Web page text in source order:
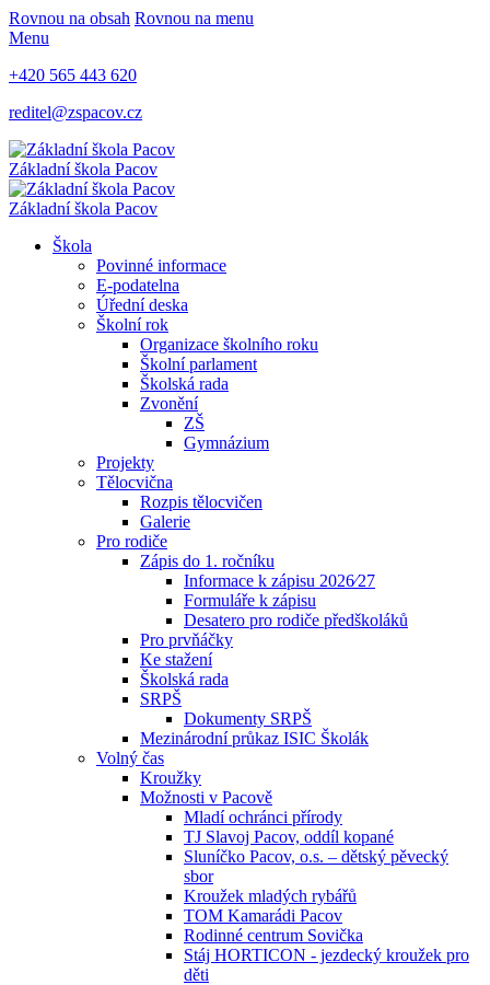
Rovnou na obsah Rovnou na menu
Menu
+420 565 443 620
reditel@zspacov.cz
Základní škola Pacov
Základní škola Pacov
Škola
Povinné informace
E-podatelna
Úřední deska
Školní rok
Organizace školního roku
Školní parlament
Školská rada
Zvonění
ZŠ
Gymnázium
Projekty
Tělocvična
Rozpis tělocvičen
Galerie
Pro rodiče
Zápis do 1. ročníku
Informace k zápisu 2026⁄27
Formuláře k zápisu
Desatero pro rodiče předškoláků
Pro prvňáčky
Ke stažení
Školská rada
SRPŠ
Dokumenty SRPŠ
Mezinárodní průkaz ISIC Školák
Volný čas
Kroužky
Možnosti v Pacově
Mladí ochránci přírody
TJ Slavoj Pacov, oddíl kopané
Sluníčko Pacov, o.s. – dětský pěvecký
sbor
Kroužek mladých rybářů
TOM Kamarádi Pacov
Rodinné centrum Sovička
Stáj HORTICON - jezdecký kroužek pro
děti